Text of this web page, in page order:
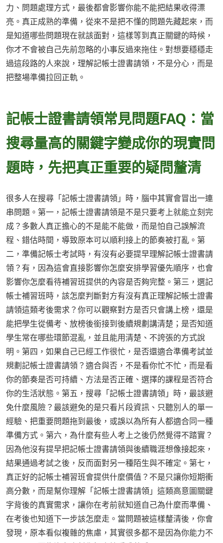
力、問題處理方式，最後都會影響你能不能把結果收得漂
亮。真正成熟的準備，從來不是把不懂的問題先藏起來，而
是知道哪些問題現在就該面對，這樣等到真正關鍵的時候，
你才不會被自己先前忽略的小事反過來拖住。對想要穩穩走
過這段路的人來說，理解記帳士證書請領，不是分心，而是
把整場準備拉回正軌。
記帳士證書請領常見問題FAQ：當
搜尋量高的關鍵字變成你的現實問
題時，先把真正重要的疑問釐清
很多人在搜尋「記帳士證書請領」時，腦中其實會冒出一連
串問題。第一，記帳士證書請領是不是只要考上就能立刻完
成？多數人真正擔心的不是能不能做，而是怕自己誤解流
程、錯估時間，導致原本可以順利接上的節奏被打亂。第
二，準備記帳士考試時，有沒有必要提早理解記帳士證書請
領？有，因為這會直接影響你怎麼安排學習優先順序，也會
影響你怎麼看待補習班提供的內容是否夠完整。第三，選記
帳士補習班時，該怎麼判斷對方有沒有真正理解記帳士證書
請領這類考後需求？你可以觀察對方是否只會講上榜，還是
能把學生從備考、放榜後銜接到後續規劃講清楚；是否知道
學生常在哪些環節混亂，並且能用清楚、不誇張的方式說
明。第四，如果自己已經工作很忙，是否還適合準備考試並
規劃記帳士證書請領？適合與否，不是看你忙不忙，而是看
你的節奏是否可持續、方法是否正確、選擇的課程是否符合
你的生活狀態。第五，搜尋「記帳士證書請領」時，最該避
免什麼風險？最該避免的是只看片段資訊、只聽別人的單一
經驗、把重要問題拖到最後，或誤以為所有人都適合同一種
準備方式。第六，為什麼有些人考上之後仍然覺得不踏實？
因為他沒有提早把記帳士證書請領與後續職涯想像接起來，
結果通過考試之後，反而面對另一種陌生與不確定。第七，
真正好的記帳士補習班會提供什麼價值？不是只讓你短期衝
高分數，而是幫你理解「記帳士證書請領」這類高意圖關鍵
字背後的真實需求，讓你在考前就知道自己為什麼而準備、
在考後也知道下一步該怎麼走。當問題被這樣釐清後，你會
發現，原本看似複雜的焦慮，其實很多都不是因為你能力不